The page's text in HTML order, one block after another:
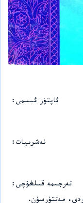
ئاپتۇر ئىسمى
نەشرىيات
تەرجىمە قىلغۇچى
مەتتۇرسۇن.